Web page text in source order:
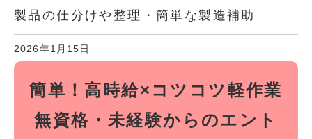
製品の仕分けや整理・簡単な製造補助
2026年1月15日
簡単！高時給×コツコツ軽作業
無資格・未経験からのエント